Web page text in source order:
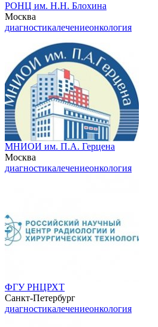
РОНЦ им. Н.Н. Блохина
Москва
диагностикалечениеонкология
МНИОИ им. П.А. Герцена
Москва
диагностикалечениеонкология
ФГУ РНЦРХТ
Санкт-Петербург
диагностикалечениеонкология